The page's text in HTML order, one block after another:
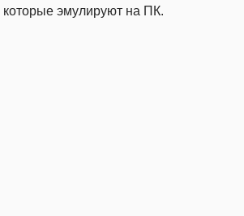
которые эмулируют на ПК.